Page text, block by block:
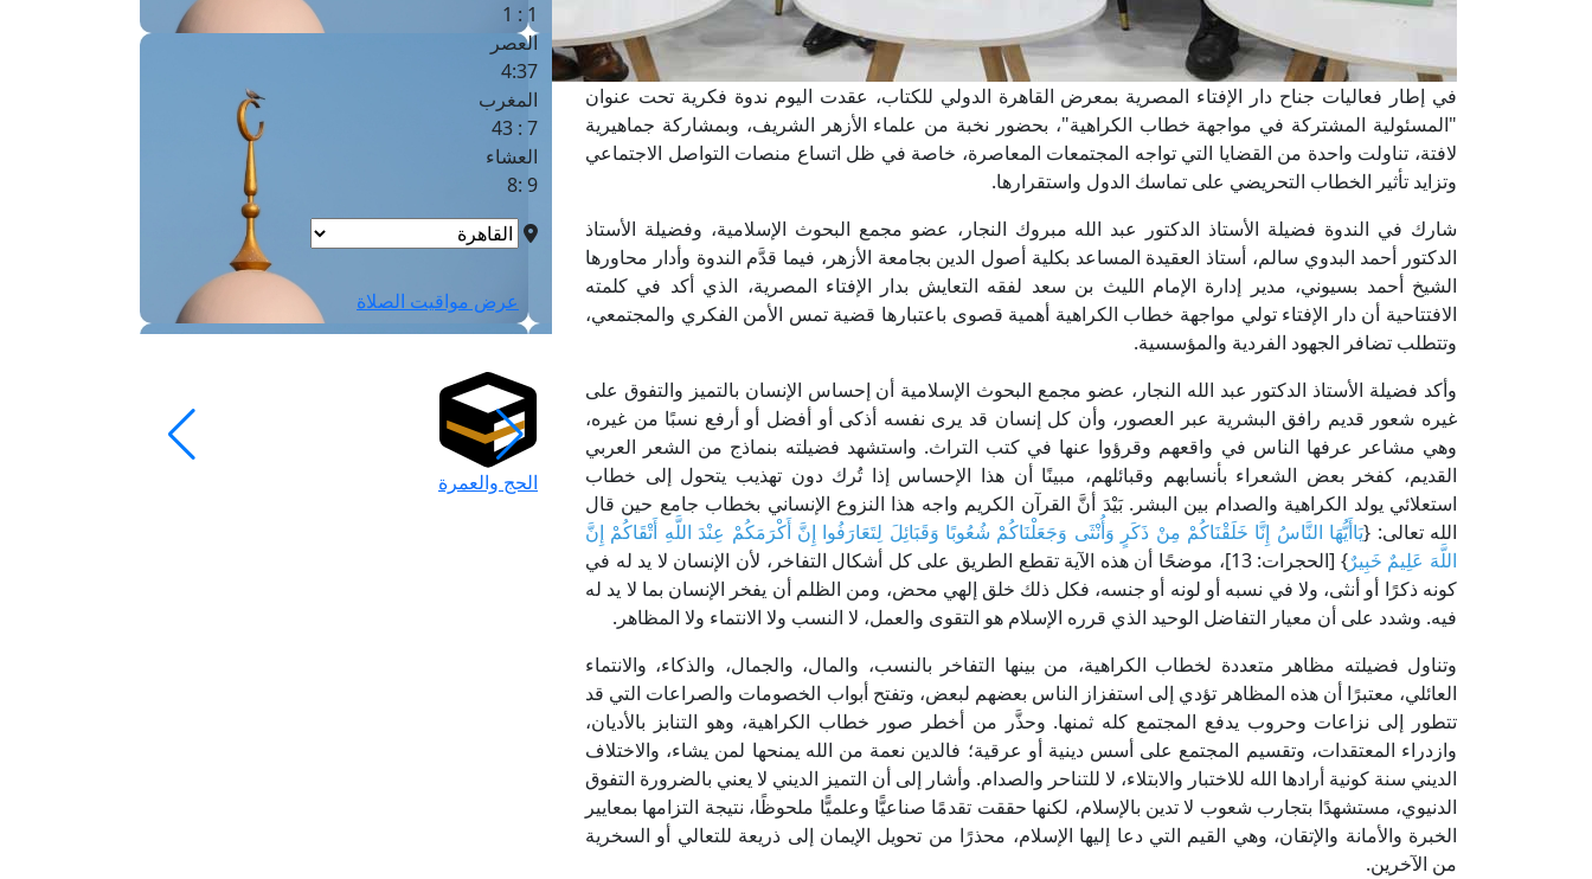
في إطار فعاليات جناح دار الإفتاء المصرية بمعرض القاهرة الدولي للكتاب، عقدت اليوم ندوة فكرية تحت عنوان
"المسئولية المشتركة في مواجهة خطاب الكراهية"، بحضور نخبة من علماء الأزهر الشريف، وبمشاركة جماهيرية
لافتة، تناولت واحدة من القضايا التي تواجه المجتمعات المعاصرة، خاصة في ظل اتساع منصات التواصل الاجتماعي
وتزايد تأثير الخطاب التحريضي على تماسك الدول واستقرارها.
شارك في الندوة فضيلة الأستاذ الدكتور عبد الله مبروك النجار، عضو مجمع البحوث الإسلامية، وفضيلة الأستاذ
الدكتور أحمد البدوي سالم، أستاذ العقيدة المساعد بكلية أصول الدين بجامعة الأزهر، فيما قدَّم الندوة وأدار محاورها
الشيخ أحمد بسيوني، مدير إدارة الإمام الليث بن سعد لفقه التعايش بدار الإفتاء المصرية، الذي أكد في كلمته
الافتتاحية أن دار الإفتاء تولي مواجهة خطاب الكراهية أهمية قصوى باعتبارها قضية تمس الأمن الفكري والمجتمعي،
وتتطلب تضافر الجهود الفردية والمؤسسية.
وأكد فضيلة الأستاذ الدكتور عبد الله النجار، عضو مجمع البحوث الإسلامية أن إحساس الإنسان بالتميز والتفوق على
غيره شعور قديم رافق البشرية عبر العصور، وأن كل إنسان قد يرى نفسه أذكى أو أفضل أو أرفع نسبًا من غيره،
وهي مشاعر عرفها الناس في واقعهم وقرؤوا عنها في كتب التراث. واستشهد فضيلته بنماذج من الشعر العربي
القديم، كفخر بعض الشعراء بأنسابهم وقبائلهم، مبينًا أن هذا الإحساس إذا تُرك دون تهذيب يتحول إلى خطاب
استعلائي يولد الكراهية والصدام بين البشر. بَيْدَ أنَّ القرآن الكريم واجه هذا النزوع الإنساني بخطاب جامع حين قال
الله تعالى: {يَاأَيُّهَا النَّاسُ إِنَّا خَلَقْنَاكُمْ مِنْ ذَكَرٍ وَأُنْثَى وَجَعَلْنَاكُمْ شُعُوبًا وَقَبَائِلَ لِتَعَارَفُوا إِنَّ أَكْرَمَكُمْ عِنْدَ اللَّهِ أَتْقَاكُمْ إِنَّ
اللَّهَ عَلِيمٌ خَبِيرٌ
} [الحجرات: 13]، موضحًا أن هذه الآية تقطع الطريق على كل أشكال التفاخر، لأن الإنسان لا يد له في
كونه ذكرًا أو أنثى، ولا في نسبه أو لونه أو جنسه، فكل ذلك خلق إلهي محض، ومن الظلم أن يفخر الإنسان بما لا يد له
فيه. وشدد على أن معيار التفاضل الوحيد الذي قرره الإسلام هو التقوى والعمل، لا النسب ولا الانتماء ولا المظاهر.
وتناول فضيلته مظاهر متعددة لخطاب الكراهية، من بينها التفاخر بالنسب، والمال، والجمال، والذكاء، والانتماء
العائلي، معتبرًا أن هذه المظاهر تؤدي إلى استفزاز الناس بعضهم لبعض، وتفتح أبواب الخصومات والصراعات التي قد
تتطور إلى نزاعات وحروب يدفع المجتمع كله ثمنها. وحذَّر من أخطر صور خطاب الكراهية، وهو التنابز بالأديان،
وازدراء المعتقدات، وتقسيم المجتمع على أسس دينية أو عرقية؛ فالدين نعمة من الله يمنحها لمن يشاء، والاختلاف
الديني سنة كونية أرادها الله للاختبار والابتلاء، لا للتناحر والصدام. وأشار إلى أن التميز الديني لا يعني بالضرورة التفوق
الدنيوي، مستشهدًا بتجارب شعوب لا تدين بالإسلام، لكنها حققت تقدمًا صناعيًّا وعلميًّا ملحوظًا، نتيجة التزامها بمعايير
الخبرة والأمانة والإتقان، وهي القيم التي دعا إليها الإسلام، محذرًا من تحويل الإيمان إلى ذريعة للتعالي أو السخرية
من الآخرين.
1 : 1
العصر
4:37
المغرب
7 : 43
العشاء
9 :8
عرض مواقيت الصلاة
الحج والعمرة